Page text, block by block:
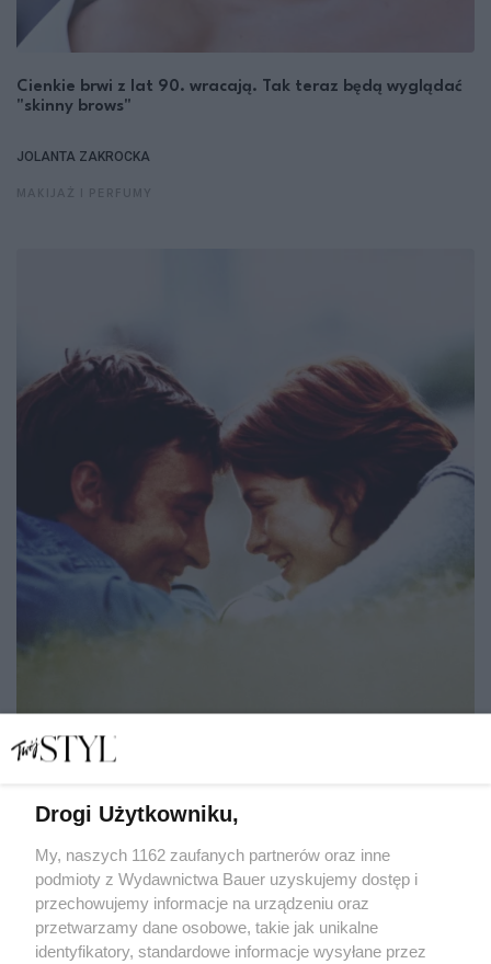
Cienkie brwi z lat 90. wracają. Tak teraz będą wyglądać
"skinny brows"
JOLANTA ZAKROCKA
rzadko daje je w zamian
LENA KAMIŃSKA
RELACJE
Drogi Użytkowniku,
My, naszych 1162 zaufanych partnerów oraz inne
podmioty z Wydawnictwa Bauer uzyskujemy dostęp i
przechowujemy informacje na urządzeniu oraz
przetwarzamy dane osobowe, takie jak unikalne
identyfikatory, standardowe informacje wysyłane przez